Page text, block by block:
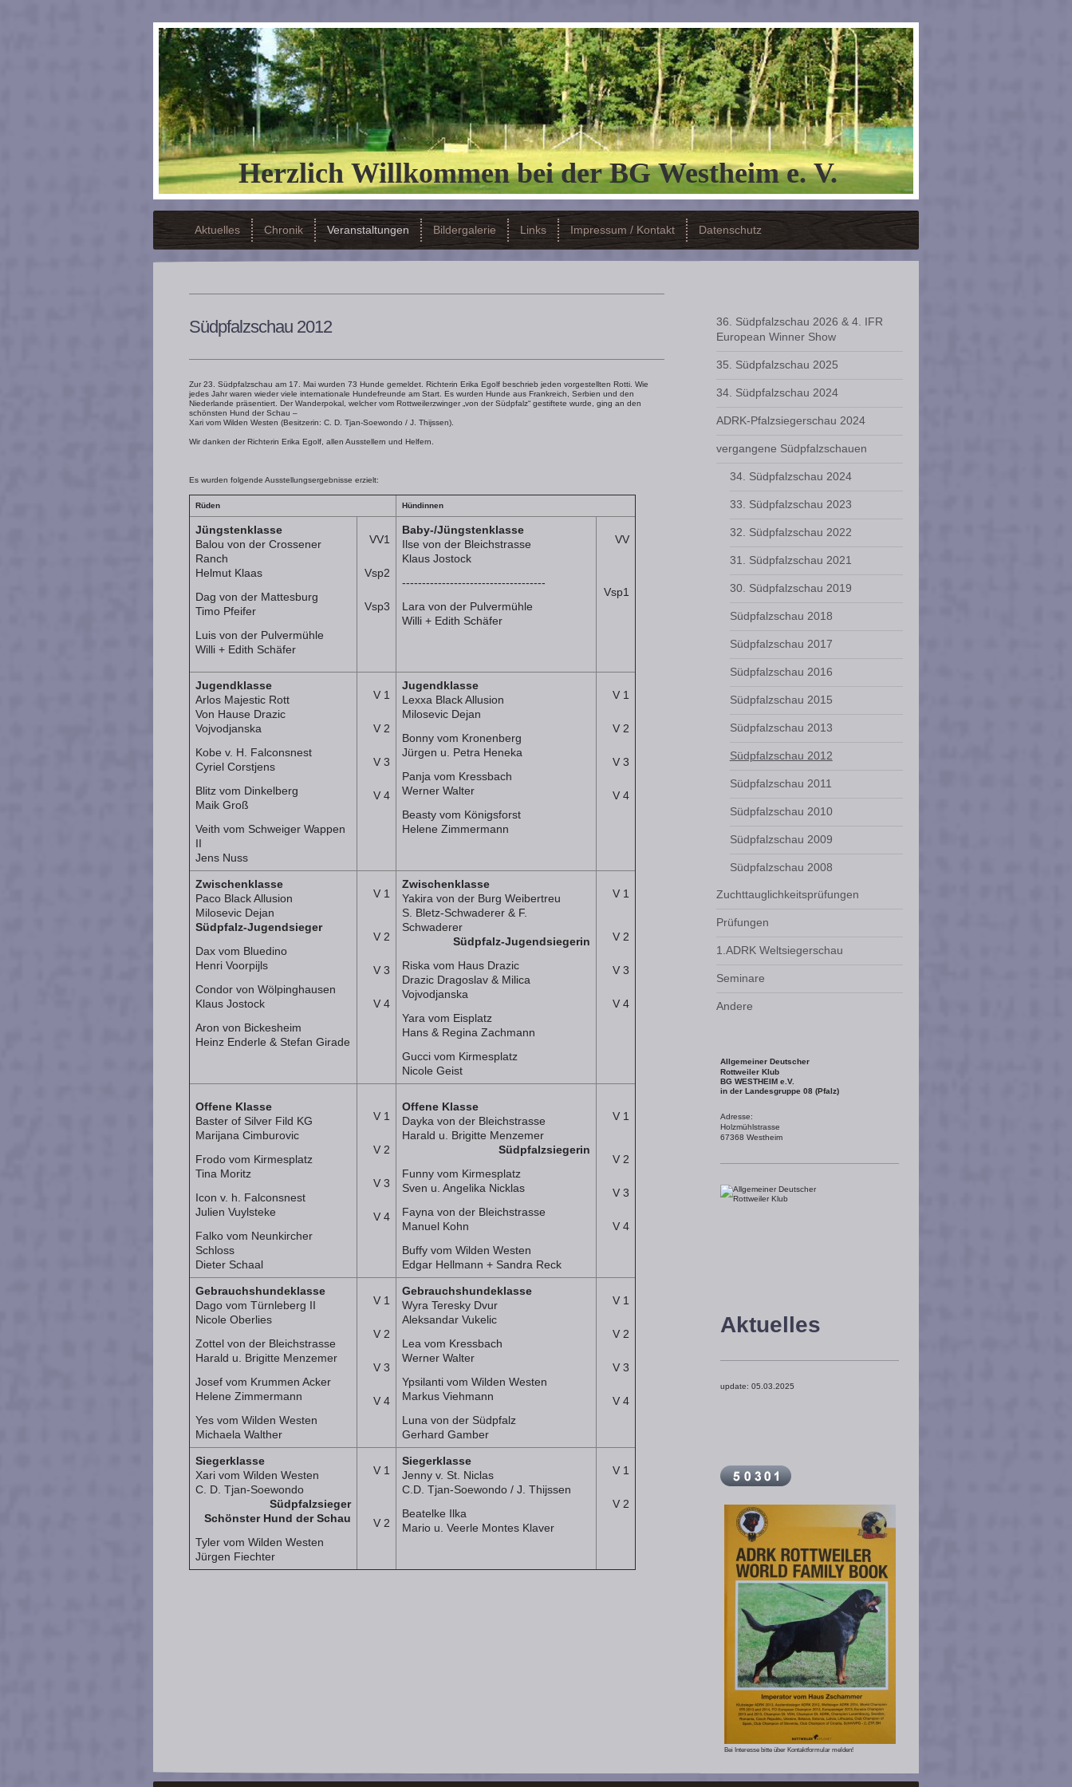
Herzlich Willkommen bei der BG Westheim e. V.
Aktuelles Chronik Veranstaltungen Bildergalerie Links Impressum / Kontakt Datenschutz
Südpfalzschau 2012
Zur 23. Südpfalzschau am 17. Mai wurden 73 Hunde gemeldet. Richterin Erika Egolf beschrieb jeden vorgestellten Rotti. Wie
jedes Jahr waren wieder viele internationale Hundefreunde am Start. Es wurden Hunde aus Frankreich, Serbien und den
Niederlande präsentiert. Der Wanderpokal, welcher vom Rottweilerzwinger „von der Südpfalz“ gestiftete wurde, ging an den
schönsten Hund der Schau –
Xari vom Wilden Westen (Besitzerin: C. D. Tjan-Soewondo / J. Thijssen).
Wir danken der Richterin Erika Egolf, allen Ausstellern und Helfern.
Es wurden folgende Ausstellungsergebnisse erzielt:
Rüden Hündinnen
Jüngstenklasse
Balou von der Crossener
Ranch
Helmut Klaas
Dag von der Mattesburg
Timo Pfeifer
Luis von der Pulvermühle
Willi + Edith Schäfer
VV1
Vsp2
Vsp3
Baby-/Jüngstenklasse
Ilse von der Bleichstrasse
Klaus Jostock
------------------------------------
Lara von der Pulvermühle
Willi + Edith Schäfer
VV
Vsp1
Jugendklasse
Arlos Majestic Rott
Von Hause Drazic
Vojvodjanska
Kobe v. H. Falconsnest
Cyriel Corstjens
Blitz vom Dinkelberg
Maik Groß
Veith vom Schweiger Wappen
II
Jens Nuss
V 1
V 2
V 3
V 4
Jugendklasse
Lexxa Black Allusion
Milosevic Dejan
Bonny vom Kronenberg
Jürgen u. Petra Heneka
Panja vom Kressbach
Werner Walter
Beasty vom Königsforst
Helene Zimmermann
V 1
V 2
V 3
V 4
Zwischenklasse
Paco Black Allusion
Milosevic Dejan
Südpfalz-Jugendsieger
Dax vom Bluedino
Henri Voorpijls
Condor von Wölpinghausen
Klaus Jostock
Aron von Bickesheim
Heinz Enderle & Stefan Girade
V 1
V 2
V 3
V 4
Zwischenklasse
Yakira von der Burg Weibertreu
S. Bletz-Schwaderer & F.
Schwaderer
Südpfalz-Jugendsiegerin
Riska vom Haus Drazic
Drazic Dragoslav & Milica
Vojvodjanska
Yara vom Eisplatz
Hans & Regina Zachmann
Gucci vom Kirmesplatz
Nicole Geist
V 1
V 2
V 3
V 4
Offene Klasse
Baster of Silver Fild KG
Marijana Cimburovic
Frodo vom Kirmesplatz
Tina Moritz
Icon v. h. Falconsnest
Julien Vuylsteke
Falko vom Neunkircher
Schloss
Dieter Schaal
V 1
V 2
V 3
V 4
Offene Klasse
Dayka von der Bleichstrasse
Harald u. Brigitte Menzemer
Südpfalzsiegerin
Funny vom Kirmesplatz
Sven u. Angelika Nicklas
Fayna von der Bleichstrasse
Manuel Kohn
Buffy vom Wilden Westen
Edgar Hellmann + Sandra Reck
V 1
V 2
V 3
V 4
Gebrauchshundeklasse
Dago vom Türnleberg II
Nicole Oberlies
Zottel von der Bleichstrasse
Harald u. Brigitte Menzemer
Josef vom Krummen Acker
Helene Zimmermann
Yes vom Wilden Westen
Michaela Walther
V 1
V 2
V 3
V 4
Gebrauchshundeklasse
Wyra Teresky Dvur
Aleksandar Vukelic
Lea vom Kressbach
Werner Walter
Ypsilanti vom Wilden Westen
Markus Viehmann
Luna von der Südpfalz
Gerhard Gamber
V 1
V 2
V 3
V 4
Siegerklasse
Xari vom Wilden Westen
C. D. Tjan-Soewondo
Südpfalzsieger
Schönster Hund der Schau
Tyler vom Wilden Westen
Jürgen Fiechter
V 1
V 2
Siegerklasse
Jenny v. St. Niclas
C.D. Tjan-Soewondo / J. Thijssen
Beatelke Ilka
Mario u. Veerle Montes Klaver
V 1
V 2
36. Südpfalzschau 2026 & 4. IFR
European Winner Show
35. Südpfalzschau 2025
34. Südpfalzschau 2024
ADRK-Pfalzsiegerschau 2024
vergangene Südpfalzschauen
34. Südpfalzschau 2024
33. Südpfalzschau 2023
32. Südpfalzschau 2022
31. Südpfalzschau 2021
30. Südpfalzschau 2019
Südpfalzschau 2018
Südpfalzschau 2017
Südpfalzschau 2016
Südpfalzschau 2015
Südpfalzschau 2013
Südpfalzschau 2012
Südpfalzschau 2011
Südpfalzschau 2010
Südpfalzschau 2009
Südpfalzschau 2008
Zuchttauglichkeitsprüfungen
Prüfungen
1.ADRK Weltsiegerschau
Seminare
Andere
Allgemeiner Deutscher
Rottweiler Klub
BG WESTHEIM e.V.
in der Landesgruppe 08 (Pfalz)
Adresse:
Holzmühlstrasse
67368 Westheim
Aktuelles
update: 05.03.2025
Bei Interesse bitte über Kontaktformular melden!